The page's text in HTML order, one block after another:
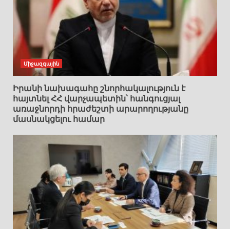
Միջազգային
Իրանի նախագահը շնորհակալություն է
հայտնել ՀՀ վարչապետին՝ հանգուցյալ
առաջնորդի հրաժեշտի արարողությանը
մասնակցելու համար